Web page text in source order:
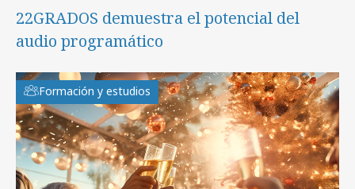
22GRADOS demuestra el potencial del
audio programático
Formación y estudios